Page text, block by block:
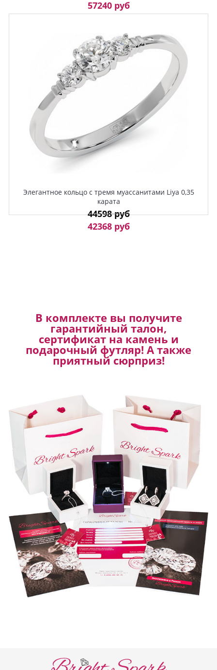
57240 руб
Элегантное кольцо с тремя муассанитами Liya 0,35
карата
44598 руб
42368 руб
В комплекте вы получите
гарантийный талон,
сертификат на камень и
подарочный футляр! А также
приятный сюрприз!